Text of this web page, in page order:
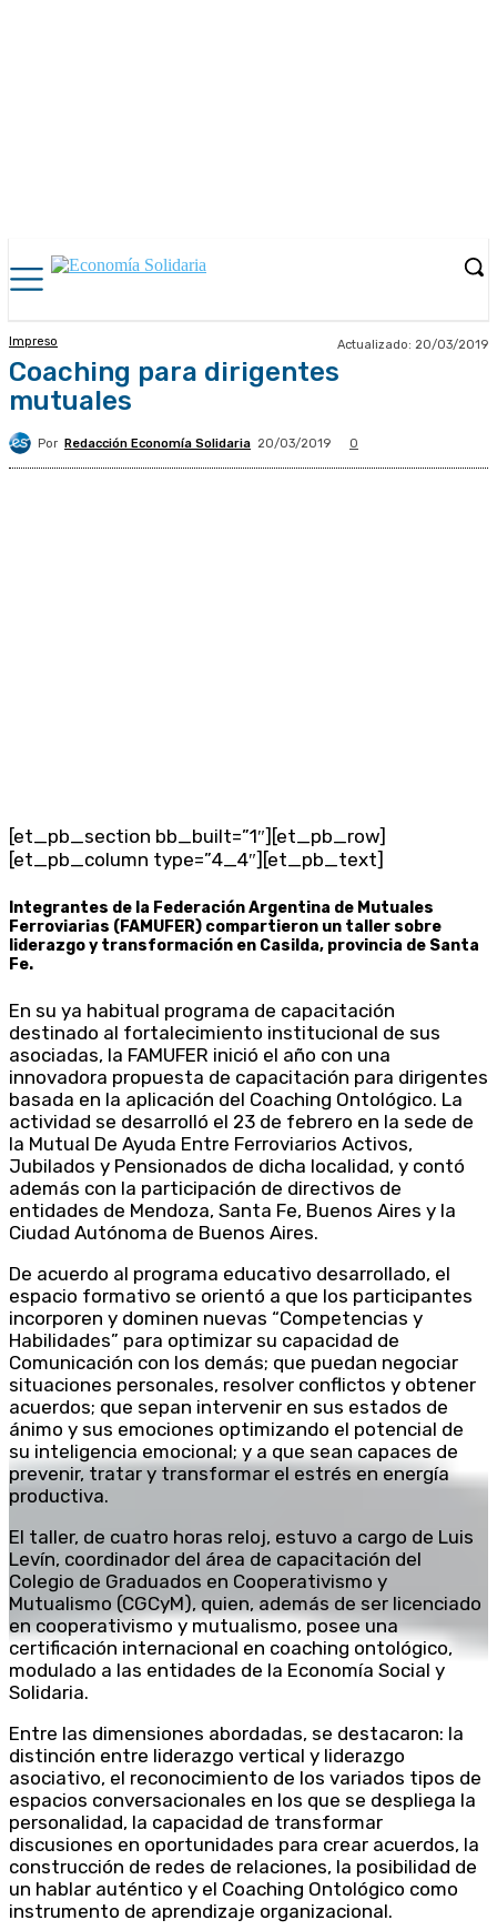
Impreso Actualizado: 20/03/2019
Coaching para dirigentes
mutuales
Por Redacción Economía Solidaria 20/03/2019 0
[et_pb_section bb_built=”1″][et_pb_row]
[et_pb_column type=”4_4″][et_pb_text]
Integrantes de la Federación Argentina de Mutuales
Ferroviarias (FAMUFER) compartieron un taller sobre
liderazgo y transformación en Casilda, provincia de Santa
Fe.
En su ya habitual programa de capacitación
destinado al fortalecimiento institucional de sus
asociadas, la FAMUFER inició el año con una
innovadora propuesta de capacitación para dirigentes
basada en la aplicación del Coaching Ontológico. La
actividad se desarrolló el 23 de febrero en la sede de
la Mutual De Ayuda Entre Ferroviarios Activos,
Jubilados y Pensionados de dicha localidad, y contó
además con la participación de directivos de
entidades de Mendoza, Santa Fe, Buenos Aires y la
Ciudad Autónoma de Buenos Aires.
De acuerdo al programa educativo desarrollado, el
espacio formativo se orientó a que los participantes
incorporen y dominen nuevas “Competencias y
Habilidades” para optimizar su capacidad de
Comunicación con los demás; que puedan negociar
situaciones personales, resolver conflictos y obtener
acuerdos; que sepan intervenir en sus estados de
ánimo y sus emociones optimizando el potencial de
su inteligencia emocional; y a que sean capaces de
prevenir, tratar y transformar el estrés en energía
productiva.
El taller, de cuatro horas reloj, estuvo a cargo de Luis
Levín, coordinador del área de capacitación del
Colegio de Graduados en Cooperativismo y
Mutualismo (CGCyM), quien, además de ser licenciado
en cooperativismo y mutualismo, posee una
certificación internacional en coaching ontológico,
modulado a las entidades de la Economía Social y
Solidaria.
Entre las dimensiones abordadas, se destacaron: la
distinción entre liderazgo vertical y liderazgo
asociativo, el reconocimiento de los variados tipos de
espacios conversacionales en los que se despliega la
personalidad, la capacidad de transformar
discusiones en oportunidades para crear acuerdos, la
construcción de redes de relaciones, la posibilidad de
un hablar auténtico y el Coaching Ontológico como
instrumento de aprendizaje organizacional.